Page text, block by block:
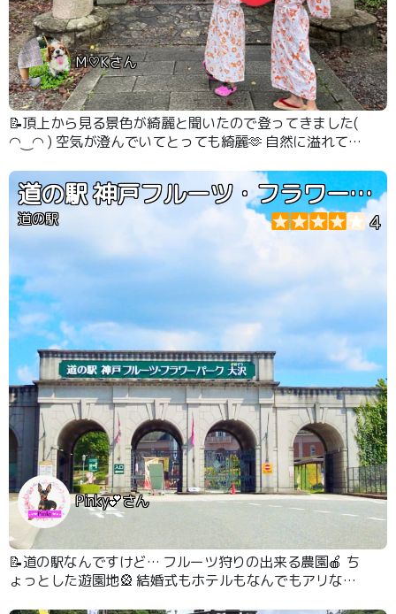
M♡Kさん
📝頂上から見る景色が綺麗と聞いたので登ってきました(
◠‿◠ ) 空気が澄んでいてとっても綺麗🫶 自然に溢れてい
道の駅 神戸フルーツ・フラワーパーク大沢
道の駅 4
Pinky💕さん
📝道の駅なんですけど… フルーツ狩りの出来る農園🍎 ち
ょっとした遊園地🎡 結婚式もホテルもなんでもアリなテ